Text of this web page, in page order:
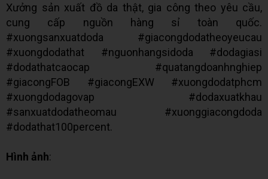
Xưởng sản xuất đồ da thật, gia công theo yêu cầu,
cung cấp nguồn hàng sỉ toàn quốc.
#xuongsanxuatdoda #giacongdodatheoyeucau
#xuongdodathat #nguonhangsidoda #dodagiasi
#dodathatcaocap #quatangdoanhnghiep
#giacongFOB #giacongEXW #xuongdodatphcm
#xuongdodagovap #dodaxuatkhau
#sanxuatdodatheomau #xuonggiacongdoda
#dodathat100percent.
Hình ảnh: